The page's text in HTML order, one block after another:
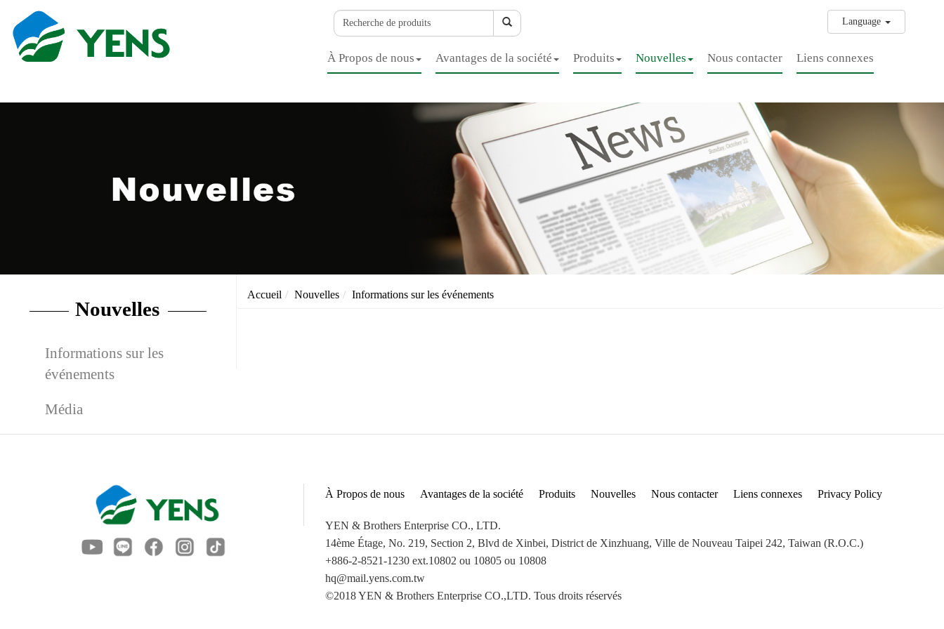
Language
À Propos de nous Avantages de la société Produits Nouvelles Nous contacter Liens connexes
Nouvelles
Informations sur les
événements
Média
Accueil Nouvelles Informations sur les événements
À Propos de nous Avantages de la société Produits Nouvelles Nous contacter Liens connexes Privacy Policy
YEN & Brothers Enterprise CO., LTD.
14ème Étage, No. 219, Section 2, Blvd de Xinbei, District de Xinzhuang, Ville de Nouveau Taipei 242, Taiwan (R.O.C.)
+886-2-8521-1230 ext.10802 ou 10805 ou 10808
hq@mail.yens.com.tw
©2018 YEN & Brothers Enterprise CO.,LTD. Tous droits réservés